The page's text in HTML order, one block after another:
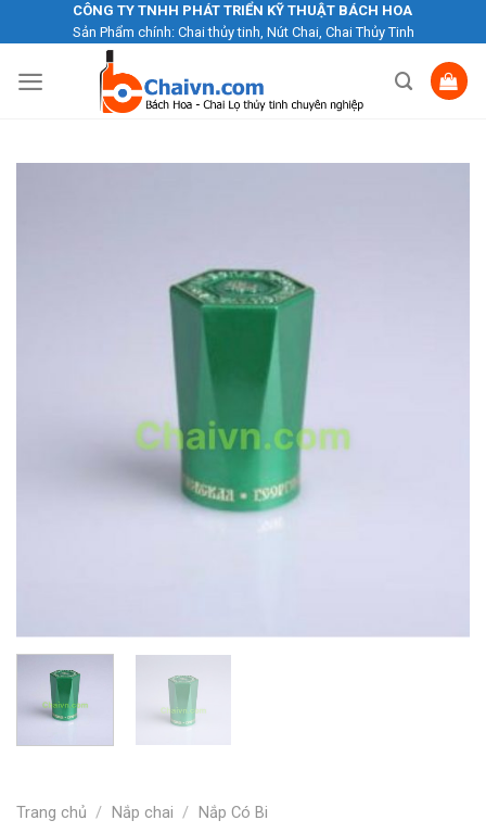
to
content
CÔNG TY TNHH PHÁT TRIỂN KỸ THUẬT BÁCH HOA
Sản Phẩm chính: Chai thủy tinh, Nút Chai, Chai Thủy Tinh
Trang chủ / Nắp chai / Nắp Có Bi